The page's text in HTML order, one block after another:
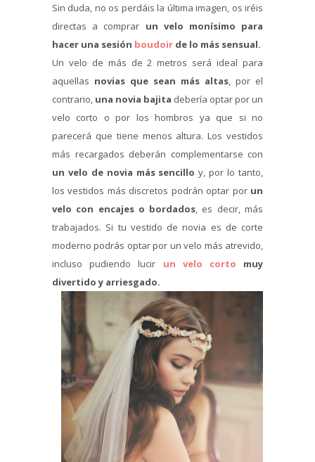
Sin duda, no os perdáis la última imagen, os iréis
directas a comprar un velo monísimo para
hacer una sesión boudoir de lo más sensual.
Un velo de más de 2 metros será ideal para
aquellas novias que sean más altas, por el
contrario, una novia bajita debería optar por un
velo corto o por los hombros ya que si no
parecerá que tiene menos altura. Los vestidos
más recargados deberán complementarse con
un velo de novia más sencillo y, por lo tanto,
los vestidos más discretos podrán optar por un
velo con encajes o bordados, es decir, más
trabajados. Si tu vestido de novia es de corte
moderno podrás optar por un velo más atrevido,
incluso pudiendo lucir
un velo corto muy
divertido y arriesgado.